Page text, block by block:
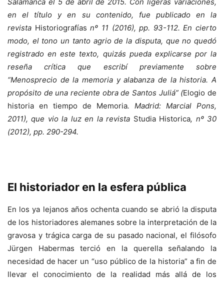
en el título y en su contenido, fue publicado en la
revista Historiografías nº 11 (2016), pp. 93-112. En cierto
modo, el tono un tanto agrio de la disputa, que no quedó
registrado en este texto, quizás pueda explicarse por la
reseña crítica que escribí previamente sobre
“Menosprecio de la memoria y alabanza de la historia. A
propósito de una reciente obra de Santos Juliá” (Elogio de
historia en tiempo de Memoria. Madrid: Marcial Pons,
2011), que vio la luz en la revista Studia Historica, nº 30
(2012), pp. 290-294.
El historiador en la esfera pública
En los ya lejanos años ochenta cuando se abrió la disputa
de los historiadores alemanes sobre la interpretación de la
gravosa y trágica carga de su pasado nacional, el filósofo
Jürgen Habermas terció en la querella señalando la
necesidad de hacer un “uso público de la historia” a fin de
llevar el conocimiento de la realidad más allá de los